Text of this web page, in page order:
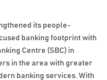
its people-
banking footprint with
Centre (SBC) in
in the area with greater
banking services. With